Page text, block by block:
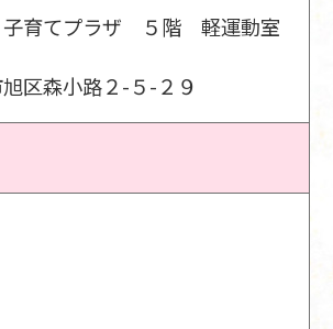
子育てプラザ ５階 軽運動室
区森小路２-５-２９